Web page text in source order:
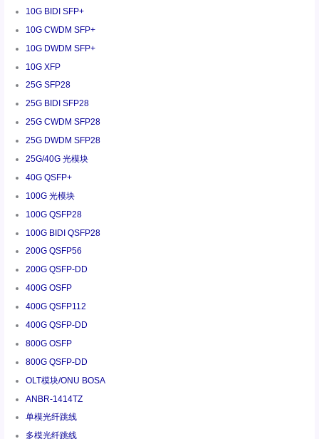
10G BIDI SFP+
10G CWDM SFP+
10G DWDM SFP+
10G XFP
25G SFP28
25G BIDI SFP28
25G CWDM SFP28
25G DWDM SFP28
25G/40G 光模块
40G QSFP+
100G 光模块
100G QSFP28
100G BIDI QSFP28
200G QSFP56
200G QSFP-DD
400G OSFP
400G QSFP112
400G QSFP-DD
800G OSFP
800G QSFP-DD
OLT模块/ONU BOSA
ANBR-1414TZ
单模光纤跳线
多模光纤跳线